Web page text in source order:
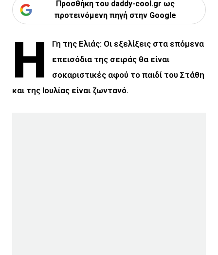
Προσθήκη του daddy-cool.gr ως
προτεινόμενη πηγή στην Google
Η
Γη της Ελιάς: Οι εξελίξεις στα επόμενα
επεισόδια της σειράς θα είναι
σοκαριστικές αφού το παιδί του Στάθη
και της Ιουλίας είναι ζωντανό.